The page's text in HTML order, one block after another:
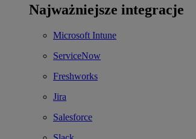
Najważniejsze integracje
Microsoft Intune
ServiceNow
Freshworks
Jira
Salesforce